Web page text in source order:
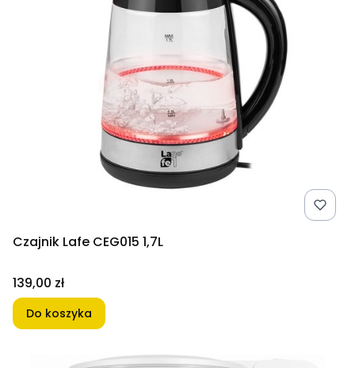
Czajnik Lafe CEG015 1,7L
Cena
139,00 zł
Do koszyka